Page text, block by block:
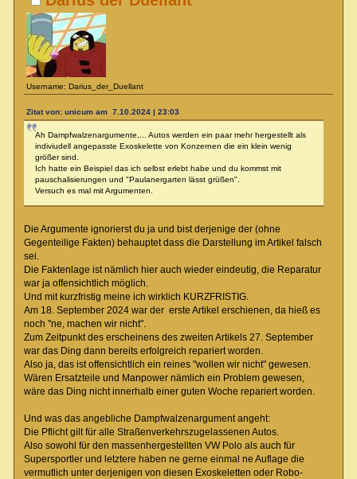
Username: Darius_der_Duellant
Zitat von: unicum am 7.10.2024 | 23:03
Ah Dampfwalzenargumente,... Autos werden ein paar mehr hergestellt als
indiviudell angepasste Exoskelette von Konzernen die ein klein wenig
größer sind.
Ich hatte ein Beispiel das ich selbst erlebt habe und du kommst mit
pauschalisierungen und "Paulanergarten lässt grüßen".
Versuch es mal mit Argumenten.
Die Argumente ignorierst du ja und bist derjenige der (ohne
Gegenteilige Fakten) behauptet dass die Darstellung im Artikel falsch
sei.
Die Faktenlage ist nämlich hier auch wieder eindeutig, die Reparatur
war ja offensichtlich möglich.
Und mit kurzfristig meine ich wirklich KURZFRISTIG.
Am 18. September 2024 war der erste Artikel erschienen, da hieß es
noch "ne, machen wir nicht".
Zum Zeitpunkt des erscheinens des zweiten Artikels 27. September
war das Ding dann bereits erfolgreich repariert worden.
Also ja, das ist offensichtlich ein reines "wollen wir nicht" gewesen.
Wären Ersatzteile und Manpower nämlich ein Problem gewesen,
wäre das Ding nicht innerhalb einer guten Woche repariert worden.
Und was das angebliche Dampfwalzenargument angeht:
Die Pflicht gilt für alle Straßenverkehrszugelassenen Autos.
Also sowohl für den massenhergestellten VW Polo als auch für
Supersportler und letztere haben ne gerne einmal ne Auflage die
vermutlich unter derjenigen von diesen Exoskeletten oder Robo-